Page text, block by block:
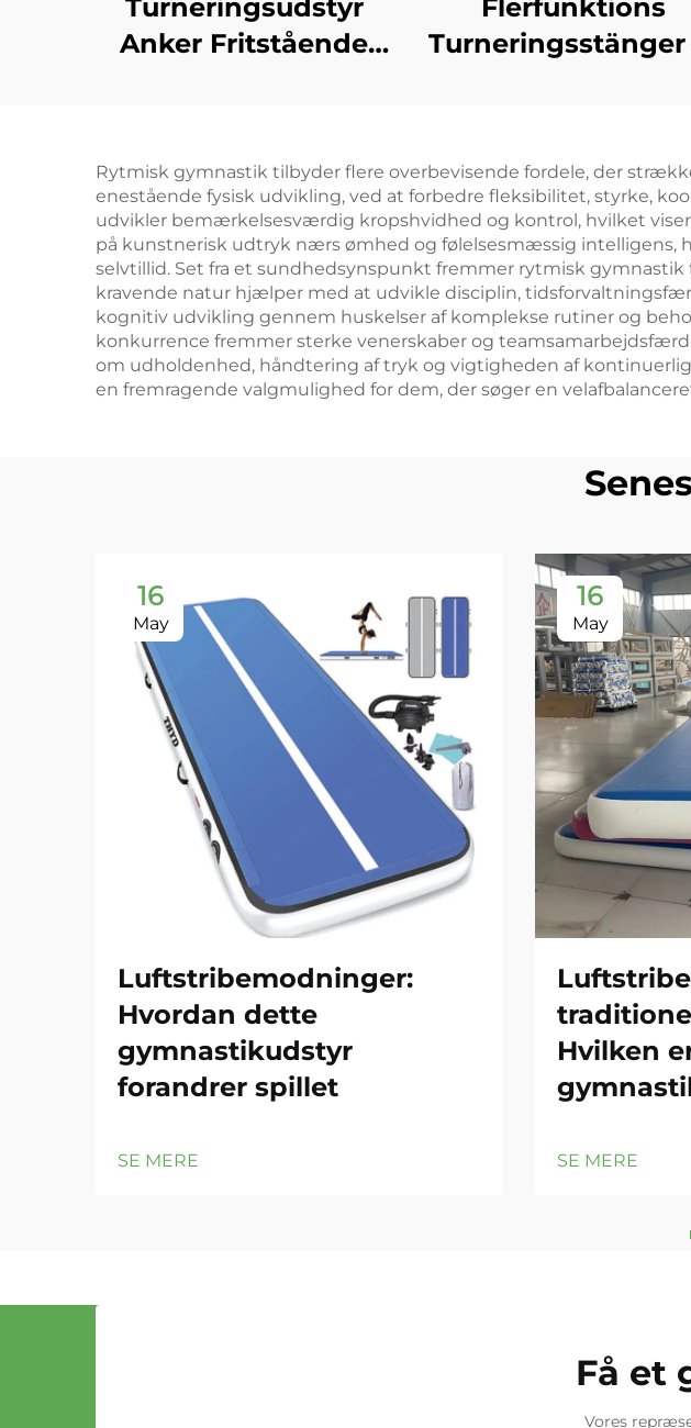
Turneringsudstyr
Anker Fritstående
Flerfunktions
Turneringsstänger
Rytmisk gymnastik tilbyder flere overbevisende fordele, der
enestående fysisk udvikling, ved at forbedre fleksibilitet, styrke,
udvikler bemærkelsesværdig kropshvidhed og kontrol, hvilket
på kunstnerisk udtryk nærs ømhed og følelsesmæssig intelligens,
selvtillid. Set fra et sundhedsynspunkt fremmer rytmisk
kravende natur hjælper med at udvikle disciplin,
kognitiv udvikling gennem huskelser af komplekse rutiner og
konkurrence fremmer sterke venerskaber og
om udholdenhed, håndtering af tryk og vigtigheden af
en fremragende valgmulighed for dem, der søger en
16
May
Luftstribemodninger:
Hvordan dette
gymnastikudstyr
forandrer spillet
SE MERE
16
May
Hvilken
SE MERE
Få et
Vores